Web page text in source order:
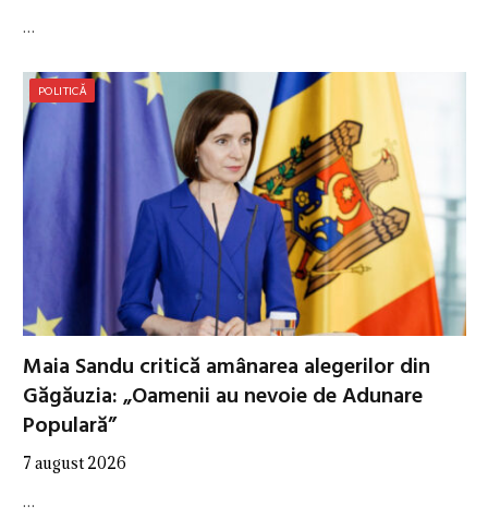
…
POLITICĂ
Maia Sandu critică amânarea alegerilor din
Găgăuzia: „Oamenii au nevoie de Adunare
Populară”
7 august 2026
…